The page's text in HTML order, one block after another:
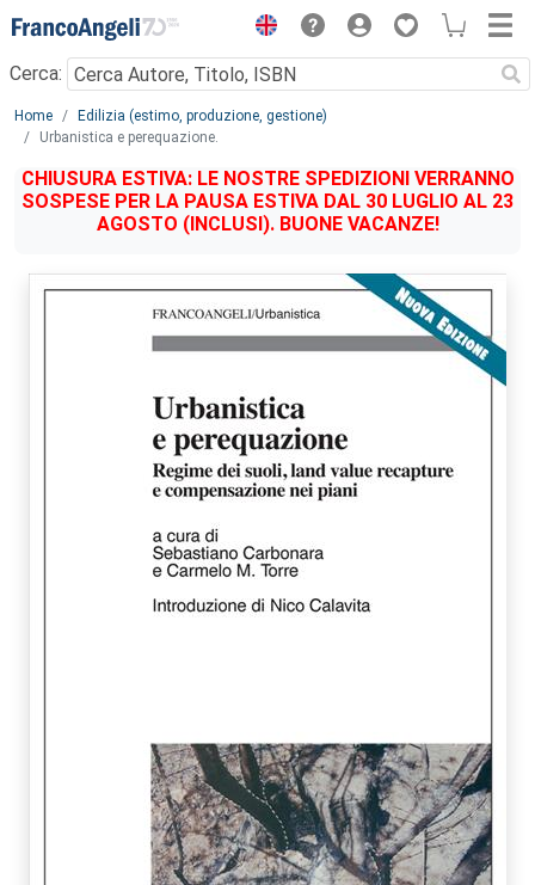
Menu
Cerca:
Main content
Home
Edilizia (estimo, produzione, gestione)
Urbanistica e perequazione.
CHIUSURA ESTIVA: LE NOSTRE SPEDIZIONI VERRANNO
SOSPESE PER LA PAUSA ESTIVA DAL 30 LUGLIO AL 23
AGOSTO (INCLUSI). BUONE VACANZE!